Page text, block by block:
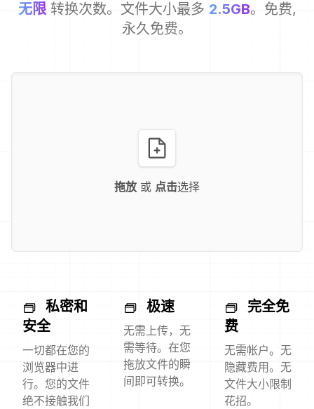
无限 转换次数。文件大小最多 2.5GB。免费,
永久免费。
拖放 或 点击选择
私密和
安全
一切都在您的
浏览器中进
行。您的文件
绝不接触我们
极速
无需上传，无
需等待。在您
拖放文件的瞬
间即可转换。
完全免
费
无需帐户。无
隐藏费用。无
文件大小限制
花招。